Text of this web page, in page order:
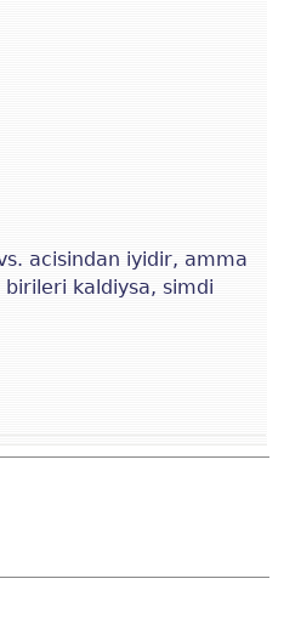
acisindan iyidir, amma
kaldiysa, simdi